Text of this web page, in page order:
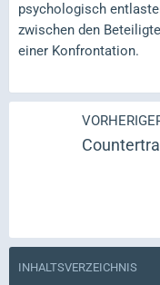
psychologisch
zwischen den
einer Konfrontation.
INHALTSVERZEICHNIS